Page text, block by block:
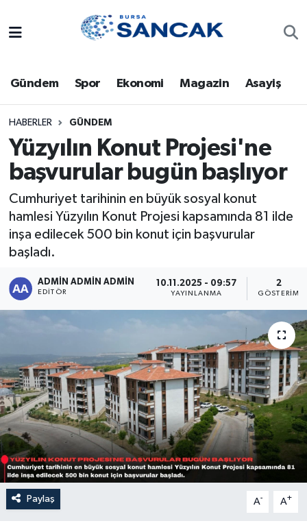
Gündem Spor Ekonomi Magazin Asayiş
HABERLER GÜNDEM
Yüzyılın Konut Projesi'ne
başvurular bugün başlıyor
Cumhuriyet tarihinin en büyük sosyal konut
hamlesi Yüzyılın Konut Projesi kapsamında 81 ilde
inşa edilecek 500 bin konut için başvurular
başladı.
ADMİN ADMİN ADMİN
EDITÖR
10.11.2025 - 09:57
YAYINLANMA
2
GÖSTERIM
Paylaş A- A+
Bursa
Dünya
Eğitim
Ekonomi
Genel
Magazin
Siyaset
Spor
Türkiye
Trafik Durumu
Süper Lig Puan Durumu ve Fikstür
Tüm Manşetler
Son Dakika Haberleri
Haber Arşivi